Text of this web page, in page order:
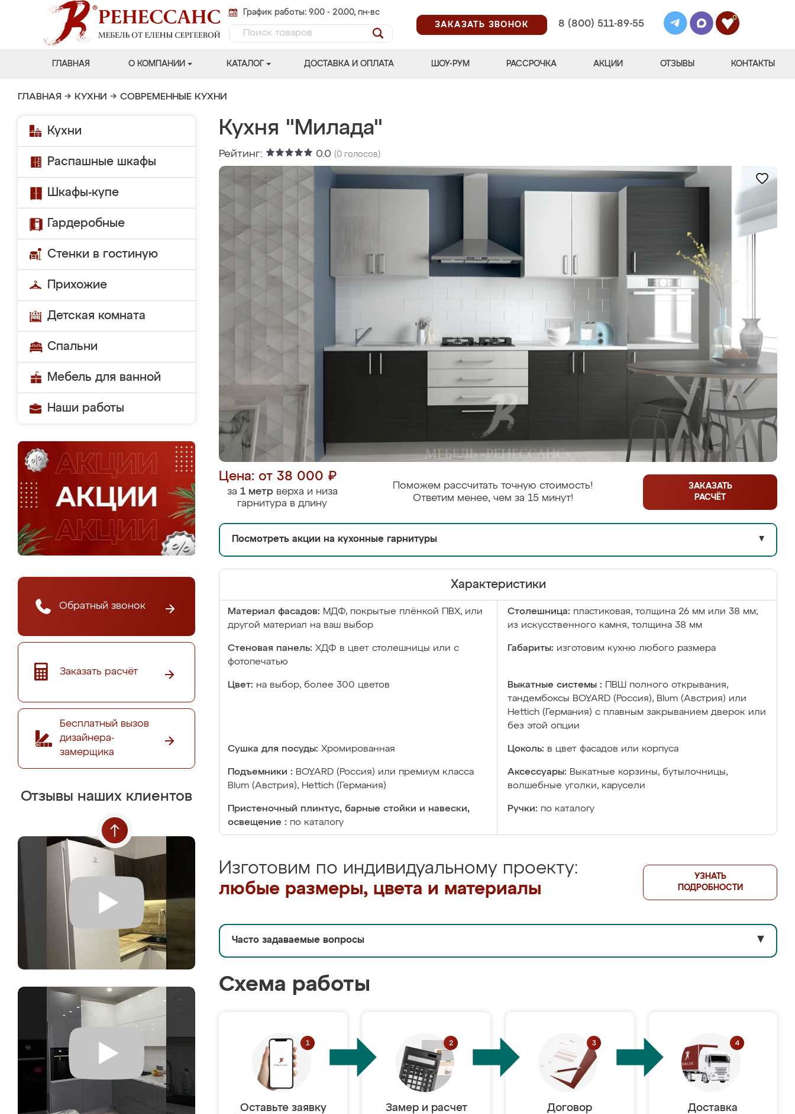
График работы: 9.00 - 20.00, пн-вс
ЗАКАЗАТЬ ЗВОНОК
8 (800) 511-89-55
0
ГЛАВНАЯ О КОМПАНИИ КАТАЛОГ ДОСТАВКА И ОПЛАТА ШОУ-РУМ РАССРОЧКА АКЦИИ ОТЗЫВЫ КОНТАКТЫ
ГЛАВНАЯ → КУХНИ → СОВРЕМЕННЫЕ КУХНИ
Кухни
Распашные шкафы
Шкафы-купе
Гардеробные
Стенки в гостиную
Прихожие
Детская комната
Спальни
Мебель для ванной
Наши работы
Обратный звонок
Заказать расчёт
Бесплатный вызов
дизайнера-
замерщика
Отзывы наших клиентов
Кухня "Милада"
Рейтинг: 0.0 (0 голосов)
Цена: от 38 000 ₽
за 1 метрверха и низа
гарнитура в длину
Поможем рассчитать точную стоимость!
Ответим менее, чем за 15 минут!
ЗАКАЗАТЬ
РАСЧЁТ
Посмотреть акции на кухонные гарнитуры ▼
Характеристики
Материал фасадов: МДФ, покрытые плёнкой ПВХ, или
другой материал на ваш выбор
Столешница: пластиковая, толщина 26 мм или 38 мм;
из искусственного камня, толщина 38 мм
Стеновая панель: ХДФ в цвет столешницы или с
фотопечатью
Габариты: изготовим кухню любого размера
Цвет: на выбор, более 300 цветов Выкатные системы :
ПВШ полного открывания,
тандембоксы BOYARD (Россия), Blum (Австрия) или
Hettich (Германия) с плавным закрыванием дверок или
без этой опции
Сушка для посуды: Хромированная Цоколь: в цвет фасадов или корпуса
Подъемники : BOYARD (Россия) или премиум класса
Blum (Австрия), Hettich (Германия)
Аксессуары: Выкатные корзины, бутылочницы,
волшебные уголки, карусели
Пристеночный плинтус, барные стойки и навески,
освещение : по каталогу
Ручки: по каталогу
Изготовим по индивидуальному проекту:
любые размеры, цвета и материалы
УЗНАТЬ
ПОДРОБНОСТИ
Часто задаваемые вопросы ▼
Схема работы
Оставьте заявку Замер и расчет
Договор
Доставка